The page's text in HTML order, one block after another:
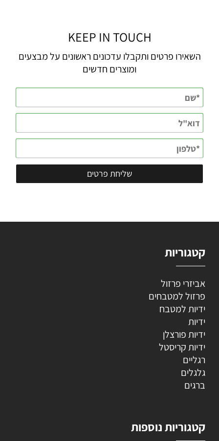
KEEP IN TOUCH
השאירו פרטים ותקבלו עדכונים ראשונים על מבצעים
ומוצרים חדשים
קטגוריות
אביזרי פרזול
פרזול למטבחים
ידיות למטבח
ידיות
ידיות פורצלן
ידיות קריסטל
רגליים
גלגלים
ברגים
קטגוריות נוספות